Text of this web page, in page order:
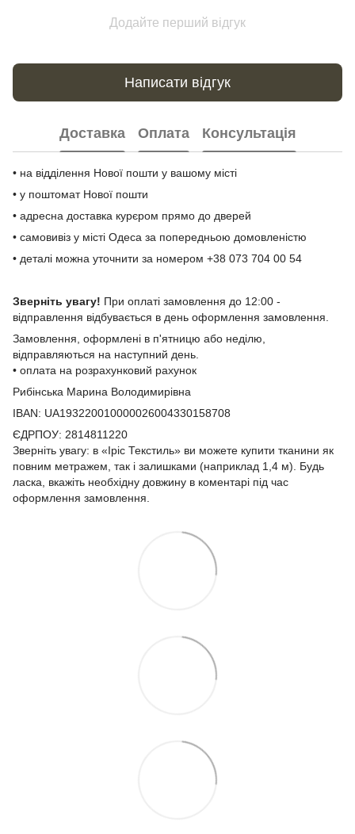
Додайте перший відгук
Написати відгук
Доставка Оплата Консультація
• на відділення Нової пошти у вашому місті
• у поштомат Нової пошти
• адресна доставка курєром прямо до дверей
• самовивіз у місті Одеса за попередньою домовленістю
• деталі можна уточнити за номером +38 073 704 00 54
Зверніть увагу! При оплаті замовлення до 12:00 -
відправлення відбувається в день оформлення замовлення.
Замовлення, оформлені в п'ятницю або неділю,
відправляються на наступний день.
• оплата на розрахунковий рахунок
Рибінська Марина Володимирівна
IBAN: UA193220010000026004330158708
ЄДРПОУ: 2814811220
Зверніть увагу: в «Іріс Текстиль» ви можете купити тканини як
повним метражем, так і залишками (наприклад 1,4 м). Будь
ласка, вкажіть необхідну довжину в коментарі під час
оформлення замовлення.